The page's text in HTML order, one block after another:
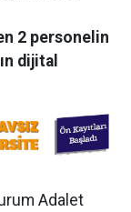
2 personelin
dijital
Adalet